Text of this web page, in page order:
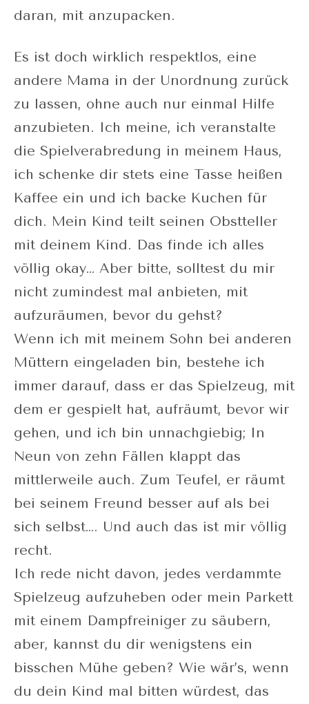
daran, mit anzupacken.
Es ist doch wirklich respektlos, eine
andere Mama in der Unordnung zurück
zu lassen, ohne auch nur einmal Hilfe
anzubieten. Ich meine, ich veranstalte
die Spielverabredung in meinem Haus,
ich schenke dir stets eine Tasse heißen
Kaffee ein und ich backe Kuchen für
dich. Mein Kind teilt seinen Obstteller
mit deinem Kind. Das finde ich alles
völlig okay… Aber bitte, solltest du mir
nicht zumindest mal anbieten, mit
aufzuräumen, bevor du gehst?
Wenn ich mit meinem Sohn bei anderen
Müttern eingeladen bin, bestehe ich
immer darauf, dass er das Spielzeug, mit
dem er gespielt hat, aufräumt, bevor wir
gehen, und ich bin unnachgiebig; In
Neun von zehn Fällen klappt das
mittlerweile auch. Zum Teufel, er räumt
bei seinem Freund besser auf als bei
sich selbst…. Und auch das ist mir völlig
recht.
Ich rede nicht davon, jedes verdammte
Spielzeug aufzuheben oder mein Parkett
mit einem Dampfreiniger zu säubern,
aber, kannst du dir wenigstens ein
bisschen Mühe geben? Wie wär’s, wenn
du dein Kind mal bitten würdest, das